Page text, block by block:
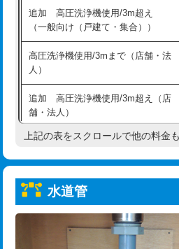
給水管工事※（保温材使用（バンド止
め込み）)
給水管工事※（土の掘削・埋め戻し作
業)
給水管工事※（塩ビ管（VP・HI）使
用/3ｍまで)
給水管工事※（塩ビ管（VP・HI）使
給水管工事※（ライニング鋼管・銅
管・ポリ管・HT管使用/3ｍまで)
給水管工事※（ライニング鋼管・銅
管・ポリ管・HT管使用/3ｍ超え)
追加 高圧洗浄機使用/3m超え
（一般向け（戸建て・集合））
高圧洗浄機使用/3mまで（店舗・法
人）
追加 高圧洗浄機使用/3m超え（店
舗・法人）
高度高圧洗浄換
トーラー機使用/3mまで
追加トーラー機使用/3m超え
上記の表をスクロールで他の料金
水道管